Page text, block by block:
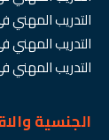
التدريب المهني
التدريب المهني
التدريب
الجنسية